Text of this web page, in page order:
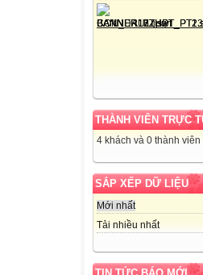
THÀNH VIÊN TRỰC
4 khách và 0 thành viên
SẮP XẾP DỮ LIỆU
Mới nhất
Tải nhiều nhất
TIN TỨC BÁO MỚI